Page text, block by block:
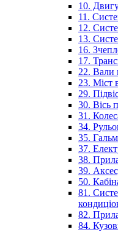
10.
11.
12.
13.
16.
17.
22. Вали
23. Міст
29.
30. Вісь
31.
34.
35.
37.
38.
39.
50.
81.
82.
84.